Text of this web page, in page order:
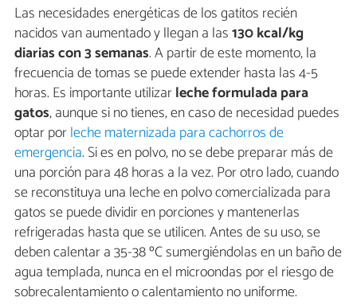
Las necesidades energéticas de los gatitos recién
nacidos van aumentado y llegan a las130 kcal/kg
diarias con 3 semanas. A partir de este momento, la
frecuencia de tomas se puede extender hasta las 4-5
horas. Es importante utilizarleche formulada para
gatos, aunque si no tienes, en caso de necesidad puedes
optar porleche maternizada para cachorros de
emergencia. Si es en polvo, no se debe preparar más de
una porción para 48 horas a la vez. Por otro lado, cuando
se reconstituya una leche en polvo comercializada para
gatos se puede dividir en porciones y mantenerlas
refrigeradas hasta que se utilicen. Antes de su uso, se
deben calentar a 35-38 ºC sumergiéndolas en un baño de
agua templada, nunca en el microondas por el riesgo de
sobrecalentamiento o calentamiento no uniforme.